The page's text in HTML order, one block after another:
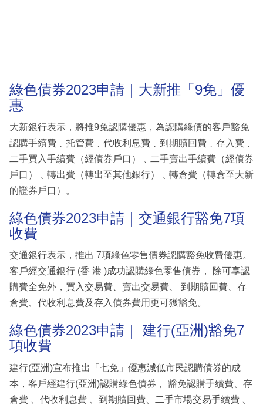
綠色債券2023申請｜大新推「9免」優
惠
大新銀行表示，將推9免認購優惠，為認購綠債的客戶豁免
認購手續費﹑托管費﹑代收利息費﹑到期贖回費﹑存入費﹑
二手買入手續費（經債券戶口）﹑二手賣出手續費（經債券
戶口）﹑轉出費（轉出至其他銀行）﹑轉倉費（轉倉至大新
的證券戶口）。
綠色債券2023申請｜交通銀行豁免7項
收費
交通銀行表示，推出 7項綠色零售債券認購豁免收費優惠。
客戶經交通銀行 (香 港 )成功認購綠色零售債券， 除可享認
購費全免外，買入交易費、賣出交易費、 到期贖回費、存
倉費、代收利息費及存入債券費用更可獲豁免。
綠色債券2023申請｜ 建行(亞洲)豁免7
項收費
建行(亞洲)宣布推出「七免」優惠減低市民認購債券的成
本，客戶經建行(亞洲)認購綠色債券， 豁免認購手續費、存
倉費 、代收利息費 、到期贖回費、二手市場交易手續費 、